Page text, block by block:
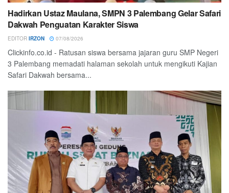
Hadirkan Ustaz Maulana, SMPN 3 Palembang Gelar Safari
Dakwah Penguatan Karakter Siswa
EDITOR IRZON 07/08/2026
Clickinfo.co.id - Ratusan siswa bersama jajaran guru SMP Negeri
3 Palembang memadati halaman sekolah untuk mengikuti Kajian
Safari Dakwah bersama...